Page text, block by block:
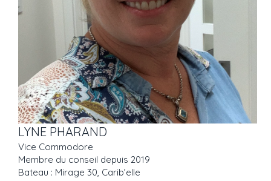
LYNE PHARAND
Vice Commodore
Membre du conseil depuis 2019
Bateau : Mirage 30, Carib’elle